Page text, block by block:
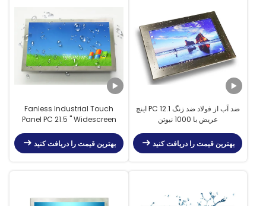
ضد آب از فولاد ضد زنگ PC 12.1 اینچ
عریض با 1000 نیوتن
بهترین قیمت را دریافت کنید
Fanless Industrial Touch
Panel PC 21.5 '' Widescreen
Waterproof
بهترین قیمت را دریافت کنید